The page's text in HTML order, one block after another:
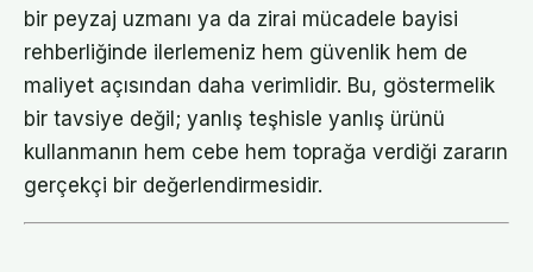
bir peyzaj uzmanı ya da zirai mücadele bayisi
rehberliğinde ilerlemeniz hem güvenlik hem de
maliyet açısından daha verimlidir. Bu, göstermelik
bir tavsiye değil; yanlış teşhisle yanlış ürünü
kullanmanın hem cebe hem toprağa verdiği zararın
gerçekçi bir değerlendirmesidir.